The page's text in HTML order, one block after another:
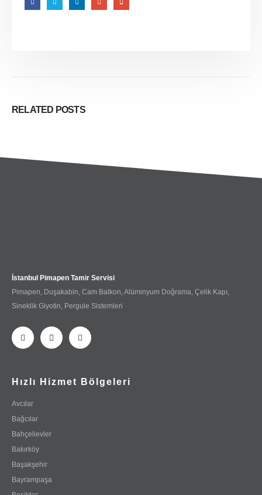
RELATED POSTS
İstanbul Pimapen Tamir Servisi
Pimapen, Duşakabin, Cam Balkon, Alüminyum Doğrama, Çelik Kapı,
Sineklik Giyotin, Pergule Sistemleri
Hızlı Hizmet Bölgeleri
Avcılar
Bağcılar
Bahçelievler
Bakırköy
Başakşehir
Bayrampaşa